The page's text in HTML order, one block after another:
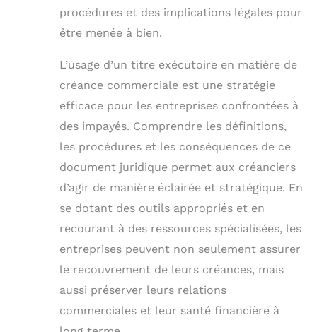
procédures et des implications légales pour
être menée à bien.
L’usage d’un titre exécutoire en matière de
créance commerciale est une stratégie
efficace pour les entreprises confrontées à
des impayés. Comprendre les définitions,
les procédures et les conséquences de ce
document juridique permet aux créanciers
d’agir de manière éclairée et stratégique. En
se dotant des outils appropriés et en
recourant à des ressources spécialisées, les
entreprises peuvent non seulement assurer
le recouvrement de leurs créances, mais
aussi préserver leurs relations
commerciales et leur santé financière à